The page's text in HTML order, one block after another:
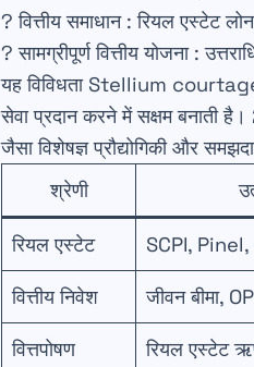
?वित्तीय समाधान: रियल एस्टेट
?सामग्रीपूर्ण वित्तीय योजना:
यह विविधता Stellium courtage
सेवा प्रदान करने में सक्षम बनाती
जैसा विशेषज्ञ प्रौद्योगिकी और
श्रेणी
रियल एस्टेट SCPI,
वित्तीय निवेश जीवन बीमा,
वित्तपोषण रियल एस्टेट